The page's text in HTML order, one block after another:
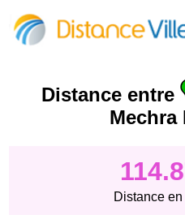
Distance entre
Mechra
Distance